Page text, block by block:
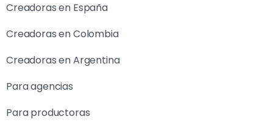
Creadoras en España
Creadoras en Colombia
Creadoras en Argentina
Para agencias
Para productoras